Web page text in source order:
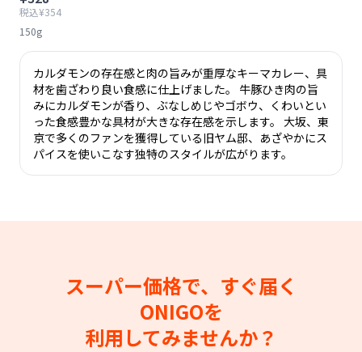
税込¥354
150g
カルダモンの存在感と肉の旨みが重厚なキーマカレー、具
材を歯ざわり良い食感に仕上げました。 牛豚ひき肉の旨
みにカルダモンが香り、ぶなしめじやゴボウ、くわいとい
った食感豊かな具材が大きな存在感を示します。 大坂、東
京で多くのファンを獲得している旧ヤム邸、あざやかにス
パイスを使いこなす独特のスタイルが広がります。
スーパー価格で、すぐ届く
ONIGOを
利用してみませんか？